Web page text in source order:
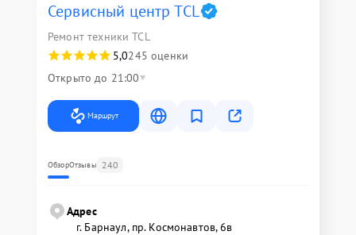
Сервисный центр TCL
Ремонт техники TCL
5,0245 оценки
Открыто до 21:00
Маршрут
ОбзорОтзывы 240
Адрес
г. Барнаул, ​пр. Космонавтов, 6в